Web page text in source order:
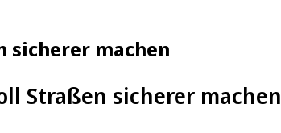
sicherer machen
Straßen sicherer machen